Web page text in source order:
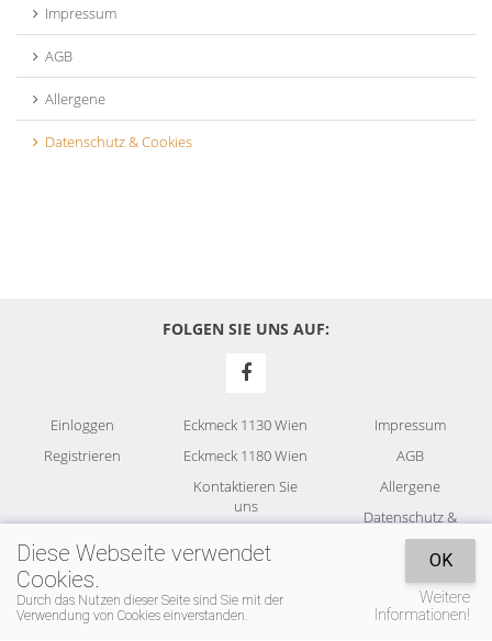
Impressum
AGB
Allergene
Datenschutz & Cookies
FOLGEN SIE UNS AUF:
Einloggen
Registrieren
Eckmeck 1130 Wien
Eckmeck 1180 Wien
Kontaktieren Sie
uns
Impressum
AGB
Allergene
Datenschutz &
Cookies
Diese Webseite verwendet
Cookies.
Durch das Nutzen dieser Seite sind Sie mit der
Verwendung von Cookies einverstanden.
OK
Weitere
Informationen!